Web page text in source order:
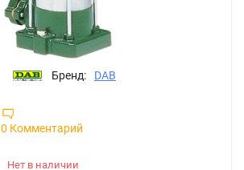
Бренд: DAB
0 Комментарий
Нет в наличии